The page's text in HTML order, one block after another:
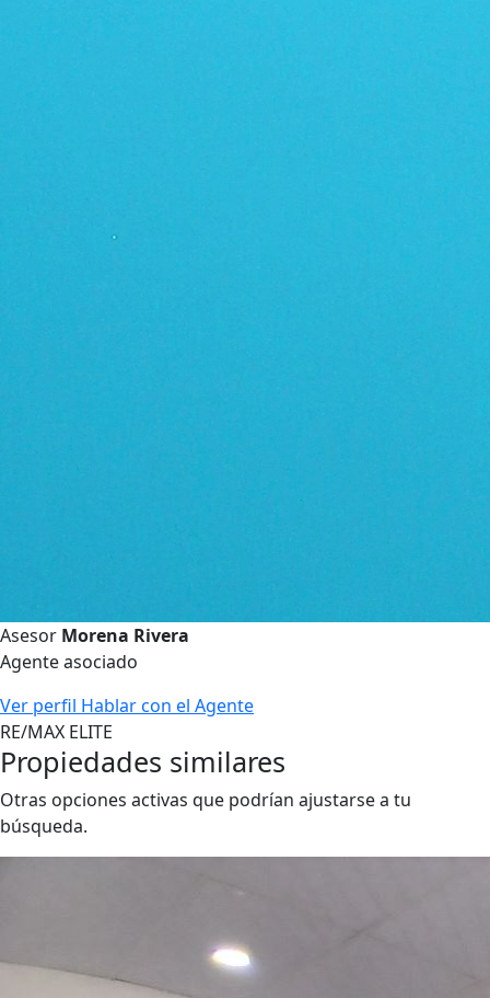
Asesor Morena Rivera
Agente asociado
Ver perfil Hablar con el Agente
RE/MAX ELITE
Propiedades similares
Otras opciones activas que podrían ajustarse a tu
búsqueda.